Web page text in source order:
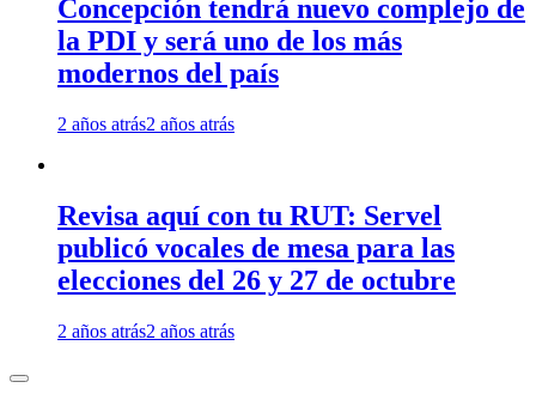
Concepción tendrá nuevo complejo de
la PDI y será uno de los más
modernos del país
2 años atrás2 años atrás
Revisa aquí con tu RUT: Servel
publicó vocales de mesa para las
elecciones del 26 y 27 de octubre
2 años atrás2 años atrás